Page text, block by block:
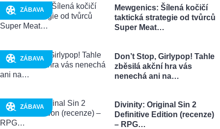
ZÁBAVA
Mewgenics: Šílená kočičí
taktická strategie od tvůrců
Super Meat…
ZÁBAVA
Don’t Stop, Girlypop! Tahle
zběsilá akční hra vás
nenechá ani na…
ZÁBAVA
Divinity: Original Sin 2
Definitive Edition (recenze)
– RPG…